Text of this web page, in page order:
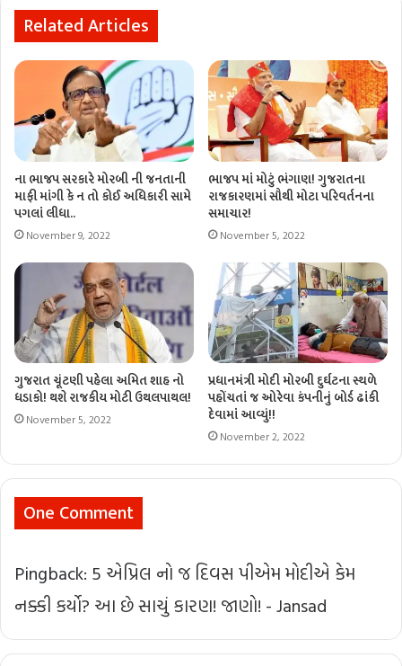
Related Articles
ના ભાજપ સરકારે મોરબી ની જનતાની
માફી માંગી કે ન તો કોઈ અધિકારી સામે
પગલાં લીધા..
November 9, 2022
ભાજપ માં મોટું ભંગાણ! ગુજરાતના
રાજકારણમાં સૌથી મોટા પરિવર્તનના
સમાચાર!
November 5, 2022
ગુજરાત ચૂંટણી પહેલા અમિત શાહ નો
ધડાકો! થશે રાજકીય મોટી ઉથલપાથલ!
November 5, 2022
પ્રધાનમંત્રી મોદી મોરબી દુર્ઘટના સ્થળે
પહોંચતાં જ ઓરેવા કંપનીનું બોર્ડ ઢાંકી
દેવામાં આવ્યું!!
November 2, 2022
One Comment
Pingback: 5 એપ્રિલ નો જ દિવસ પીએમ મોદીએ કેમ
નક્કી કર્યો? આ છે સાચું કારણ! જાણો! - Jansad